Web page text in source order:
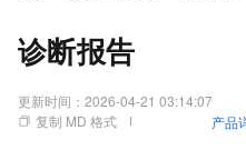
诊断报告
更新时间： 2026-04-21 03:14:07
复制 MD 格式
产品